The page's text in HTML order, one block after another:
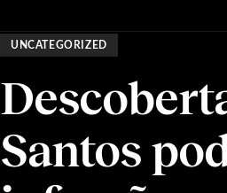
UNCATEGORIZED
Santos